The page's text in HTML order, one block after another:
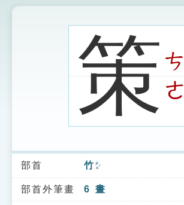
索引選單
知識索引
策ㄘ
ㄜ
部首 竹 ㄓㄨˊ
部首外筆畫 6 畫